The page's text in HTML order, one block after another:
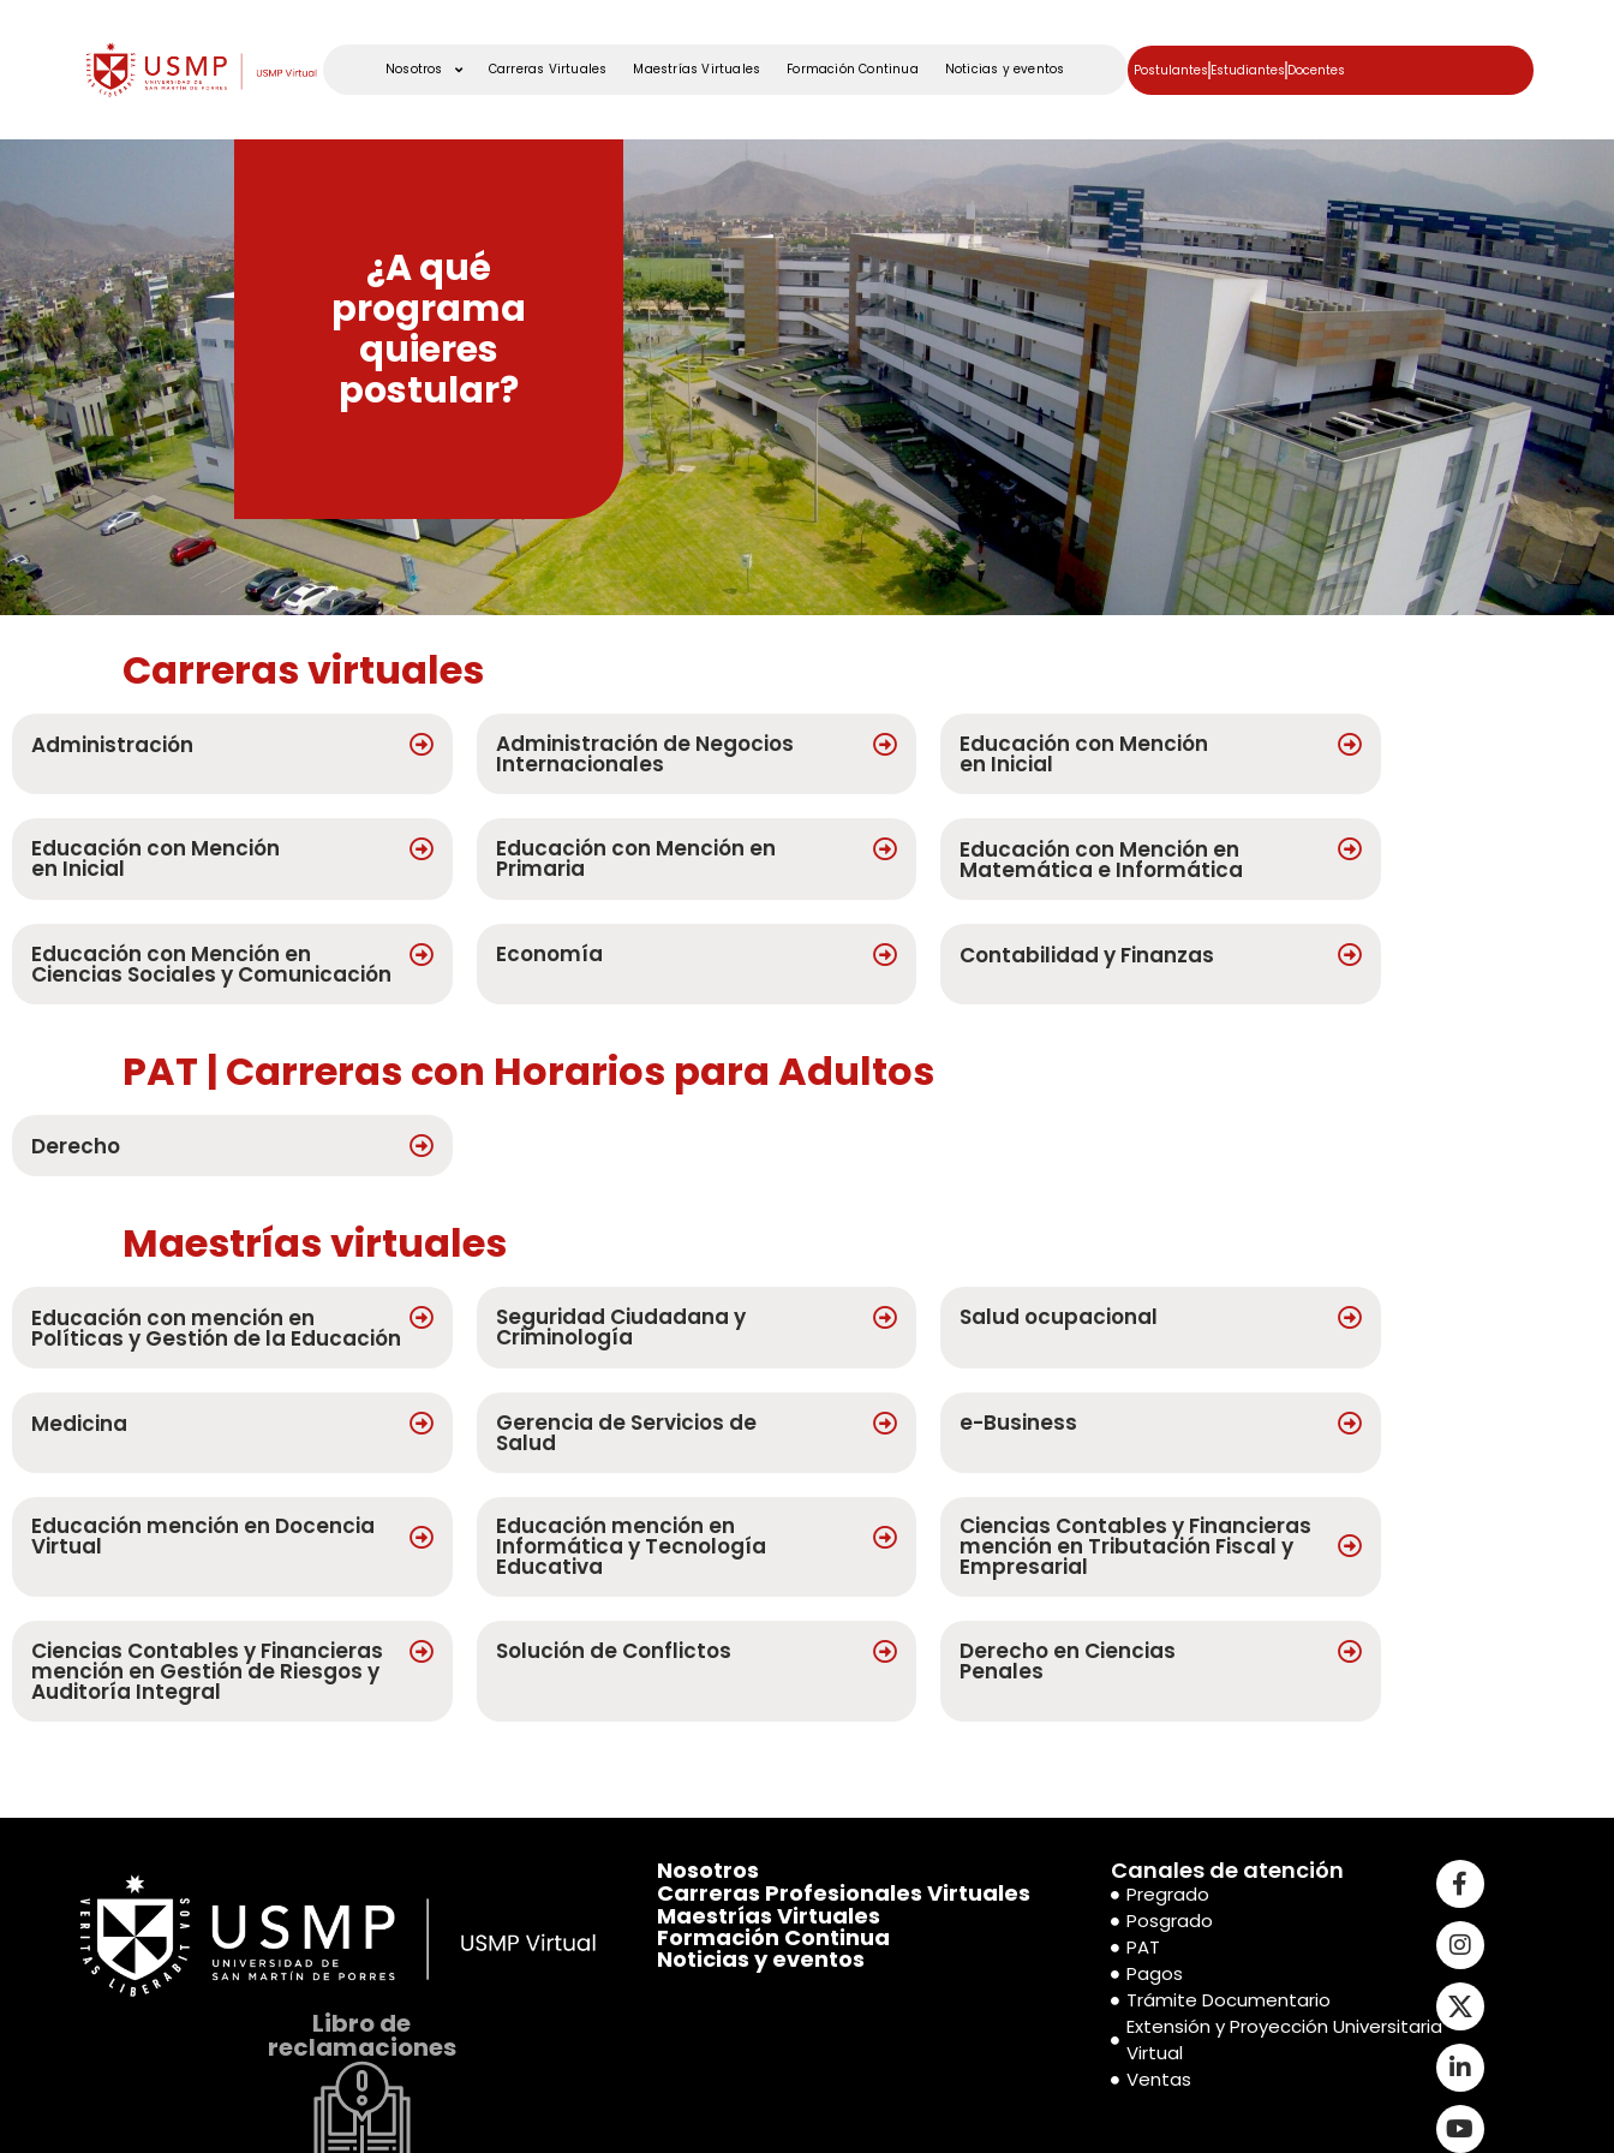
Nosotros Carreras Virtuales Maestrías Virtuales Formación Continua Noticias y eventos Postulantes Estudiantes Docentes
¿A qué
programa
quieres
postular?
Carreras virtuales
Administración Administración de Negocios
Internacionales
Educación con Mención
en Inicial
Educación con Mención
en Inicial
Educación con Mención en
Primaria
Educación con Mención en
Matemática e Informática
Educación con Mención en
Ciencias Sociales y Comunicación
Economía Contabilidad y Finanzas
PAT | Carreras con Horarios para Adultos
Derecho
Maestrías virtuales
Educación con mención en
Políticas y Gestión de la Educación
Seguridad Ciudadana y
Criminología
Salud ocupacional
Medicina Gerencia de Servicios de
Salud
e-Business
Educación mención en Docencia
Virtual
Educación mención en
Informática y Tecnología
Educativa
Ciencias Contables y Financieras
mención en Tributación Fiscal y
Empresarial
Ciencias Contables y Financieras
mención en Gestión de Riesgos y
Auditoría Integral
Solución de Conflictos Derecho en Ciencias
Penales
Libro de
reclamaciones
Nosotros
Carreras Profesionales Virtuales
Maestrías Virtuales
Formación Continua
Noticias y eventos
Canales de atención
Pregrado
Posgrado
PAT
Pagos
Trámite Documentario
Extensión y Proyección Universitaria
Virtual
Ventas